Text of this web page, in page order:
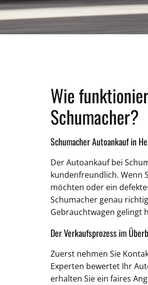
Wie
Schumacher?
Schumacher Autoankauf in
Der Autoankauf bei
kundenfreundlich. Wenn
möchten oder ein
Schumacher genau
Gebrauchtwagen gelingt
Der Verkaufsprozess im
Zuerst nehmen Sie
Experten bewertet Ihr
erhalten Sie ein faires